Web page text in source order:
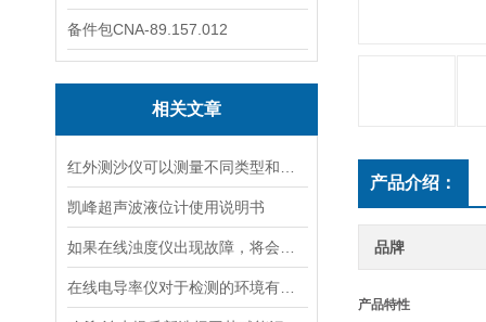
备件包CNA-89.157.012
相关文章
凯峰超声波液位计使用说明书
产品介绍：
品牌
产品特性